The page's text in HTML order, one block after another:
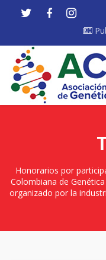
Honorarios por
Colombiana de
organizado por la